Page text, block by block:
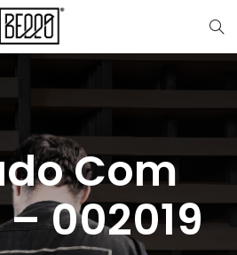
Com
002019